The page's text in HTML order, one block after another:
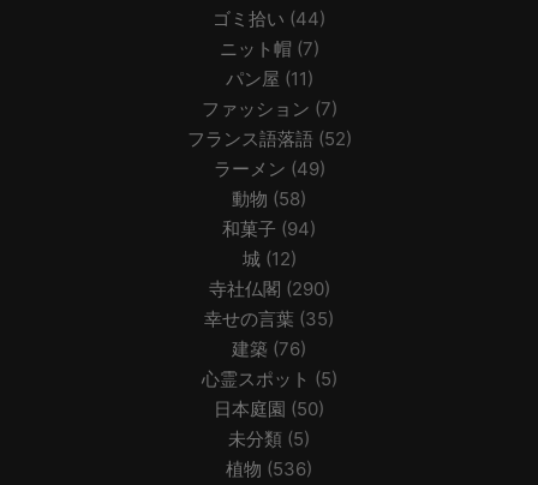
ゴミ拾い (44)
ニット帽 (7)
パン屋 (11)
ファッション (7)
フランス語落語 (52)
ラーメン (49)
動物 (58)
和菓子 (94)
城(12)
寺社仏閣 (290)
幸せの言葉 (35)
建築 (76)
心霊スポット (5)
日本庭園 (50)
未分類 (5)
植物 (536)